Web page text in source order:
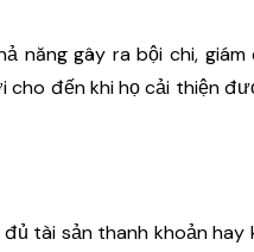
năng gây ra bội chi,
đến khi họ cải thiện
tài sản thanh khoản hay